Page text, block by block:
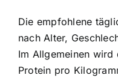
Die empfohlene
nach Alter,
Im Allgemeinen
Protein pro